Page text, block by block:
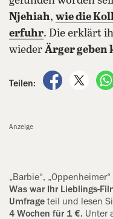
Njehiah, wie die
erfuhr. Die erklärt
wieder Ärger geben
Teilen:
auf auf
Anzeige
„Barbie“,
Was war Ihr Lieblings-
Umfrage teil und lesen
4 Wochen für 1 €. Unter